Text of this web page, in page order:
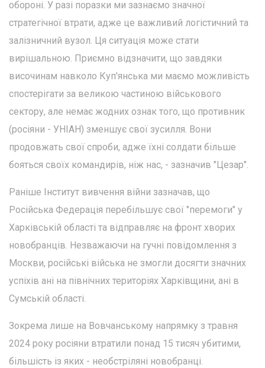
обороні. У разі поразки ми зазнаємо значної
стратегічної втрати, адже це важливий логістичний та
залізничний вузол. Ця ситуація може стати
вирішальною. Приємно відзначити, що завдяки
височинам навколо Куп'янська ми маємо можливість
спостерігати за великою частиною військового
сектору, але немає жодних ознак того, що противник
(росіяни - УНІАН) зменшує свої зусилля. Вони
продовжать свої спроби, адже їхні солдати більше
бояться своїх командирів, ніж нас, - зазначив "Цезар".
Раніше Інститут вивчення війни зазначав, що
Російська Федерація перебільшує свої "перемоги" у
Харківській області та відправляє на фронт хворих
новобранців. Незважаючи на гучні повідомлення з
Москви, російські війська не змогли досягти значних
успіхів ані на північних територіях Харківщини, ані в
Сумській області.
Зокрема лише на Вовчанському напрямку з травня
2024 року росіяни втратили понад 15 тисяч убитими,
більшість із яких - необстріляні новобранці.